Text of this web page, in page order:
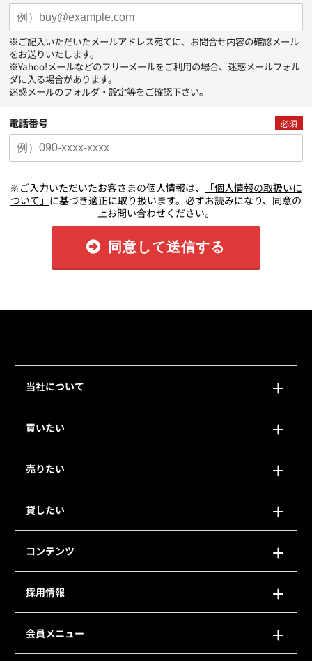
※ご記入いただいたメールアドレス宛てに、お問合せ内容の確認メール
をお送りいたします。
※Yahoo!メールなどのフリーメールをご利用の場合、迷惑メールフォル
ダに入る場合があります。
迷惑メールのフォルダ・設定等をご確認下さい。
電話番号 必須
※ご入力いただいたお客さまの個人情報は、
「個人情報の取扱いに
ついて」 に基づき適正に取り扱います。必ずお読みになり、同意の
上お問い合わせください。
同意して送信する
当社について
買いたい
売りたい
貸したい
コンテンツ
採用情報
会員メニュー